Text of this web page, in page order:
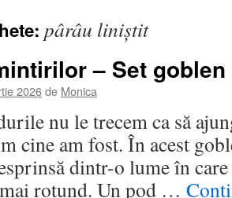
pârâu liniștit
– Set
2026de Monica
nu le trecem ca să
cine am fost. În acest
dintr-o lume în
rotund. Un pod …